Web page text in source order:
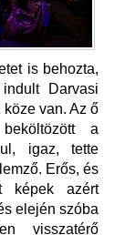
is behozta,
Darvasi
van. Az ő
a
igaz, tette
Erős, és
képek azért
elején szóba
visszatérő